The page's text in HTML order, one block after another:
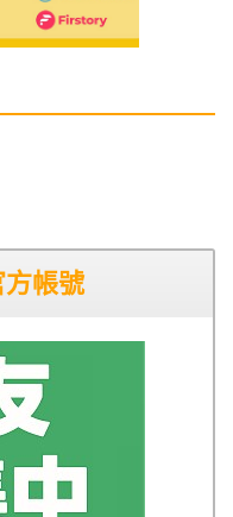
帳號